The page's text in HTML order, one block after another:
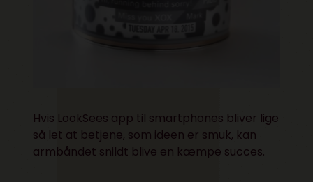
Hvis LookSees app til smartphones bliver lige
så let at betjene, som ideen er smuk, kan
armbåndet snildt blive en kæmpe succes.